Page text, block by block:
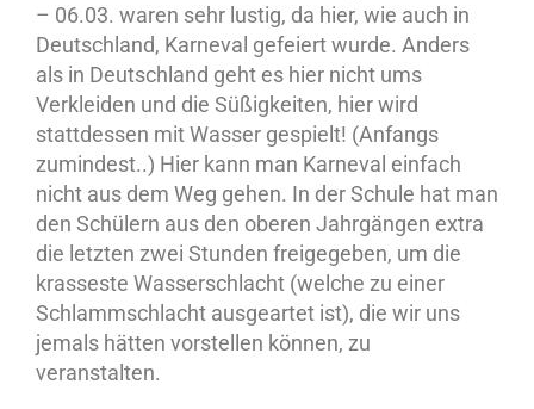
– 06.03. waren sehr lustig, da hier, wie auch in
Deutschland, Karneval gefeiert wurde. Anders
als in Deutschland geht es hier nicht ums
Verkleiden und die Süßigkeiten, hier wird
stattdessen mit Wasser gespielt! (Anfangs
zumindest..) Hier kann man Karneval einfach
nicht aus dem Weg gehen. In der Schule hat man
den Schülern aus den oberen Jahrgängen extra
die letzten zwei Stunden freigegeben, um die
krasseste Wasserschlacht (welche zu einer
Schlammschlacht ausgeartet ist), die wir uns
jemals hätten vorstellen können, zu
veranstalten.